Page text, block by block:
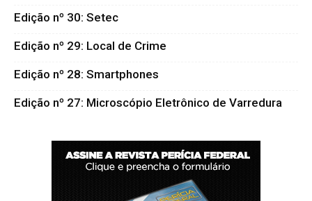
Edição nº 30: Setec
Edição nº 29: Local de Crime
Edição nº 28: Smartphones
Edição nº 27: Microscópio Eletrônico de Varredura